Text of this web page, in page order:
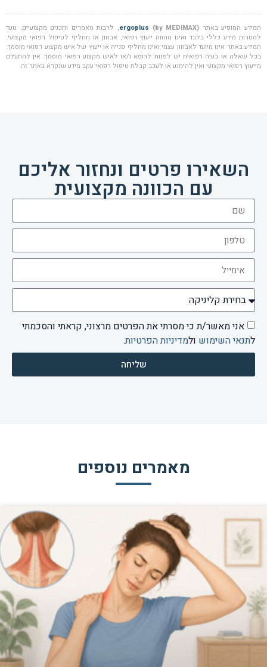
המידע המופיע באתר ergoplus (by MEDIMAX)
, לרבות מאמרים ותכנים מקצועיים, נועד
למטרות מידע כללי בלבד ואינו מהווה ייעוץ רפואי, אבחון או תחליף לטיפול רפואי מקצועי.
המידע באתר אינו מיועד לאבחון עצמי ואינו מחליף פנייה או ייעוץ של איש מקצוע רפואי מוסמך.
בכל שאלה או בעיה רפואית יש לפנות לרופא ו/או לאיש מקצוע רפואי מוסמך. אין להתעלם
מייעוץ רפואי מקצועי ואין להימנע או לעכב קבלת טיפול רפואי עקב מידע שנקרא באתר זה
השאירו פרטים ונחזור אליכם
עם הכוונה מקצועית
אני מאשר/ת כי מסרתי את הפרטים מרצוני, קראתי והסכמתי
לתנאי השימוש ולמדיניות הפרטיות.
שליחה
מאמרים נוספים